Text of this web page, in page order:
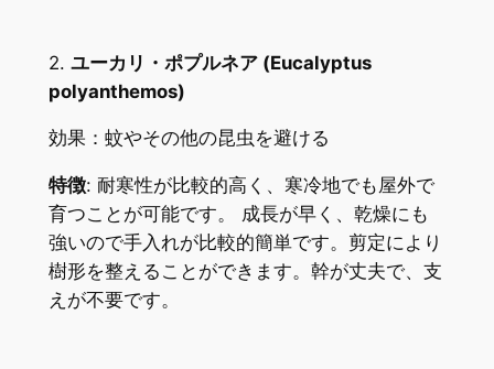
2. ユーカリ・ポプルネア (Eucalyptus
polyanthemos)
効果：蚊やその他の昆虫を避ける
特徴: 耐寒性が比較的高く、寒冷地でも屋外で
育つことが可能です。 成長が早く、乾燥にも
強いので手入れが比較的簡単です。剪定により
樹形を整えることができます。幹が丈夫で、支
えが不要です。